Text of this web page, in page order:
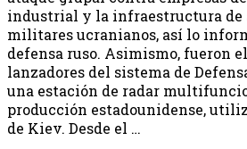
industrial y la infraestructura de
militares ucranianos, así lo
defensa ruso. Asimismo, fueron
lanzadores del sistema de
una estación de radar
producción estadounidense,
de Kiev. Desde el …